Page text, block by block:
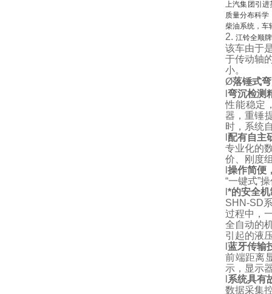
上汽集团引进
质量分布科学
柴油系统，车
2. 江铃全顺牌
该车由于
于传动轴
小。
Ø落锤式
l弯沉检测
性能稳定
器，重锤
时，系统
配有自主
专业化的
价、刚度
l操作简便
“一键式”
l*的安全机
SHN-SD
过程中，
全自动的
引起的液
l蓝牙传输
前端距离
示，显示
系统具有
数据采集